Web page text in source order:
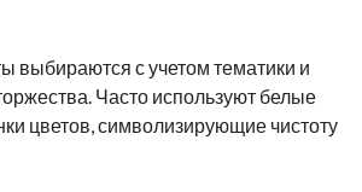
выбираются с учетом тематики и
Часто используют белые
цветов, символизирующие чистоту